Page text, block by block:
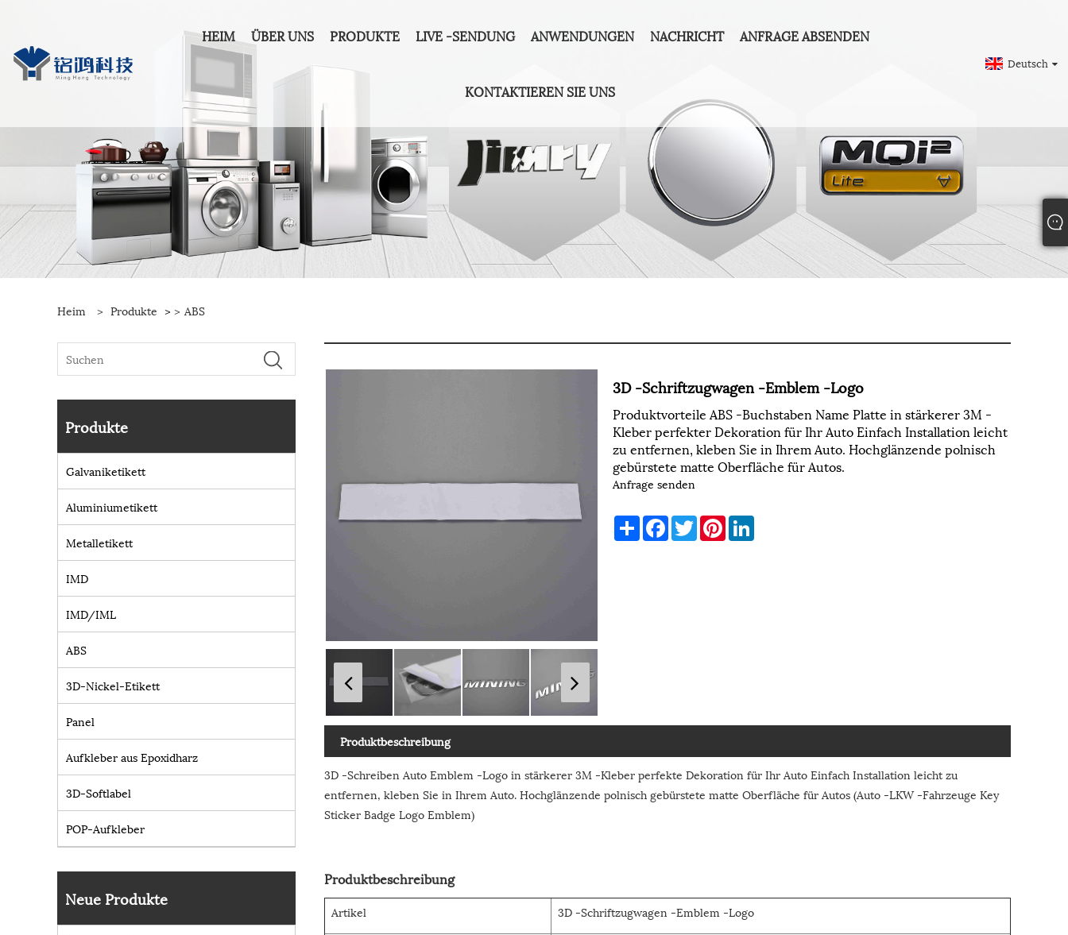
HEIM ÜBER UNS PRODUKTE LIVE -SENDUNG ANWENDUNGEN NACHRICHT ANFRAGE ABSENDEN
KONTAKTIEREN SIE UNS
Deutsch
Heim > Produkte > > ABS
Produkte
Galvaniketikett
Aluminiumetikett
Metalletikett
IMD
IMD/IML
ABS
3D-Nickel-Etikett
Panel
Aufkleber aus Epoxidharz
3D-Softlabel
POP-Aufkleber
Neue Produkte
3D -Schriftzugwagen -Emblem -Logo
Produktvorteile ABS -Buchstaben Name Platte in stärkerer 3M -
Kleber perfekter Dekoration für Ihr Auto Einfach Installation leicht
zu entfernen, kleben Sie in Ihrem Auto. Hochglänzende polnisch
gebürstete matte Oberfläche für Autos.
Anfrage senden
ShareFacebookTwitterPinterestLinkedIn
Produktbeschreibung
3D -Schreiben Auto Emblem -Logo in stärkerer 3M -Kleber perfekte Dekoration für Ihr Auto Einfach Installation leicht zu
entfernen, kleben Sie in Ihrem Auto. Hochglänzende polnisch gebürstete matte Oberfläche für Autos (Auto -LKW -Fahrzeuge Key
Sticker Badge Logo Emblem)
Produktbeschreibung
Artikel 3D -Schriftzugwagen -Emblem -Logo